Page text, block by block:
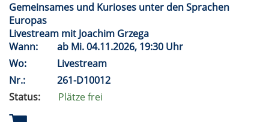
Gemeinsames und Kurioses unter den Sprachen
Europas
Livestream mit Joachim Grzega
Wann:
ab Mi.04.11.2026, 19:30 Uhr
Wo:
Livestream
Nr.:
261-D10012
Status:
Plätze frei